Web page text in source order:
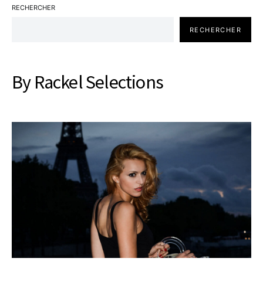
RECHERCHER
RECHERCHER
By Rackel Selections